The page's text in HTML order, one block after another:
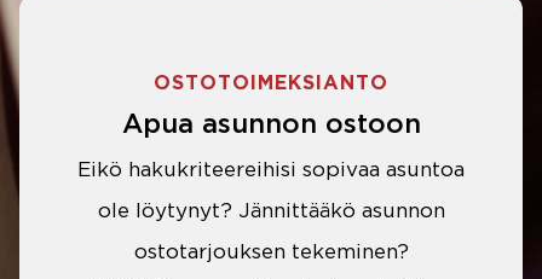
OSTOTOIMEKSIANTO
Apua asunnon ostoon
Eikö hakukriteereihisi sopivaa asuntoa
ole löytynyt? Jännittääkö asunnon
ostotarjouksen tekeminen?